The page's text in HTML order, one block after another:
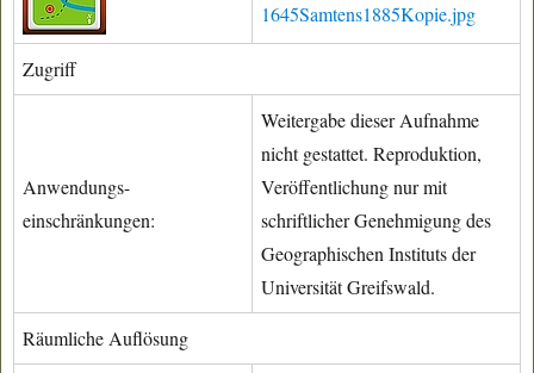
1645Samtens1885Kopie.jpg
Zugriff
Anwendungs-
einschränkungen:
Weitergabe dieser Aufnahme
nicht gestattet. Reproduktion,
Veröffentlichung nur mit
schriftlicher Genehmigung des
Geographischen Instituts der
Universität Greifswald.
Räumliche Auflösung